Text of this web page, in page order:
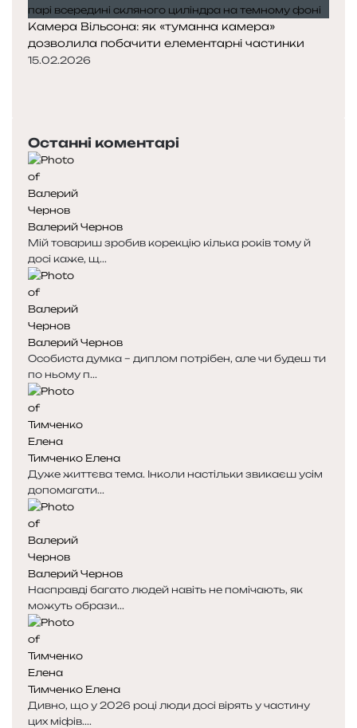
Камера Вільсона: як «туманна камера»
дозволила побачити елементарні частинки
15.02.2026
р
е
д
н
я
с
т
о
р
і
н
к
а
т
у
п
н
а
с
т
о
р
і
н
к
а
Останні коментарі
Валерий Чернов
Мій товариш зробив корекцію кілька років тому й
досі каже, щ...
Валерий Чернов
Особиста думка – диплом потрібен, але чи будеш ти
по ньому п...
Тимченко Елена
Дуже життєва тема. Інколи настільки звикаєш усім
допомагати...
Валерий Чернов
Насправді багато людей навіть не помічають, як
можуть образи...
Тимченко Елена
Дивно, що у 2026 році люди досі вірять у частину
цих міфів....